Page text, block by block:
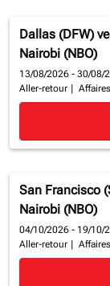
Dallas (DFW)
Nairobi (NBO)
13/08/2026 - 30/08/
Aller-retour
Affaires
San Francisco
Nairobi (NBO)
04/10/2026 - 19/10/
Aller-retour
Affaires